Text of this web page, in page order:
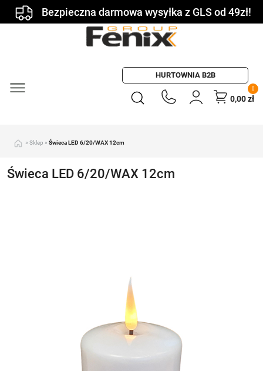
Bezpieczna darmowa wysyłka z GLS od 49zł!
HURTOWNIA B2B
0
0,00zł
» Sklep » Świeca LED 6/20/WAX 12cm
Świeca LED 6/20/WAX 12cm